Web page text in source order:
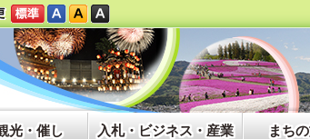
光・催し 入札・ビジネス・産業 まち